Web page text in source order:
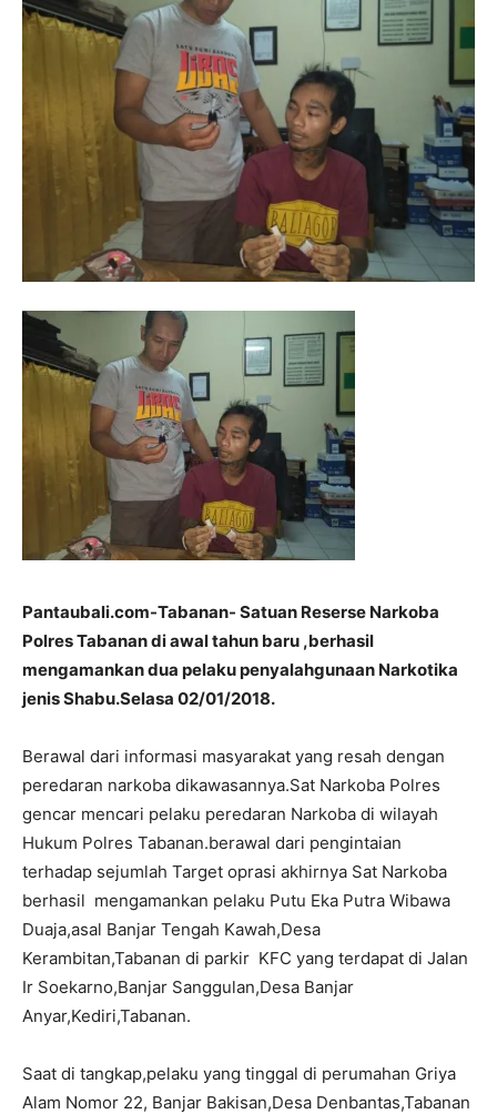
Pantaubali.com-Tabanan- Satuan Reserse Narkoba
Polres Tabanan di awal tahun baru ,berhasil
mengamankan dua pelaku penyalahgunaan Narkotika
jenis Shabu.Selasa 02/01/2018.
Berawal dari informasi masyarakat yang resah dengan
peredaran narkoba dikawasannya.Sat Narkoba Polres
gencar mencari pelaku peredaran Narkoba di wilayah
Hukum Polres Tabanan.berawal dari pengintaian
terhadap sejumlah Target oprasi akhirnya Sat Narkoba
berhasil mengamankan pelaku Putu Eka Putra Wibawa
Duaja,asal Banjar Tengah Kawah,Desa
Kerambitan,Tabanan di parkir KFC yang terdapat di Jalan
Ir Soekarno,Banjar Sanggulan,Desa Banjar
Anyar,Kediri,Tabanan.
Saat di tangkap,pelaku yang tinggal di perumahan Griya
Alam Nomor 22, Banjar Bakisan,Desa Denbantas,Tabanan